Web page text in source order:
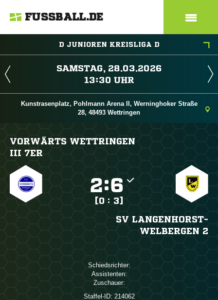
FUSSBALL.DE
D JUNIOREN KREISLIGA D
 
 
Kunstrasenplatz, Pohlmann Arena II, Werninghoker Straße
28, 48493 Wettringen
VORWÄRTS WETTRINGEN
III 7ER
:
[0 : 3]
SV LANGENHORST-
WELBERGEN 2
Schiedsrichter:
Assistenten:
Zuschauer:
Staffel-ID: 214062